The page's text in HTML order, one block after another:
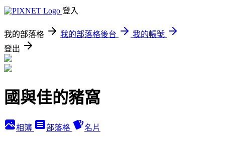
登入
我的部落格 我的部落格後台
我的帳號
登出
國與佳的豬窩
相簿 部落格 名片